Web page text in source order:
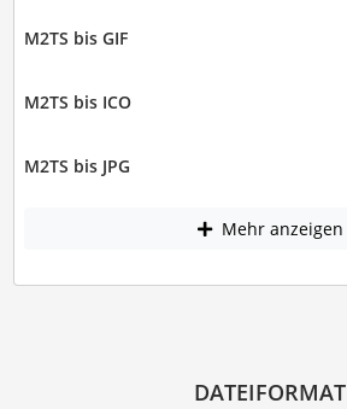
M2TS bis GIF
M2TS bis ICO
M2TS bis JPG
Mehr anzeigen
DATEIFORMAT